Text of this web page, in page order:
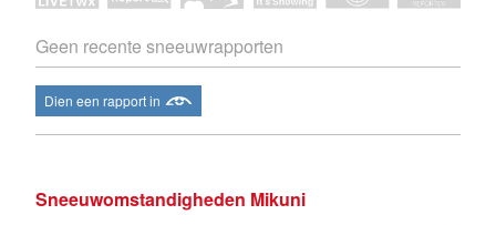
Geen recente sneeuwrapporten
Dien een rapport in
Sneeuwomstandigheden Mikuni